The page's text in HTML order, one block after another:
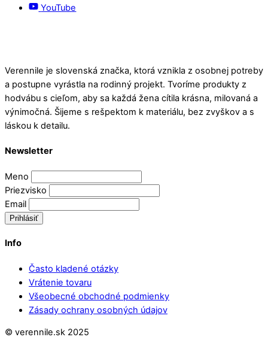
YouTube
Verennile je slovenská značka, ktorá vznikla z osobnej potreby
a postupne vyrástla na rodinný projekt. Tvoríme produkty z
hodvábu s cieľom, aby sa každá žena cítila krásna, milovaná a
výnimočná. Šijeme s rešpektom k materiálu, bez zvyškov a s
láskou k detailu.
Newsletter
Meno
Priezvisko
Email
Prihlásiť
Info
Často kladené otázky
Vrátenie tovaru
Všeobecné obchodné podmienky
Zásady ochrany osobných údajov
© verennile.sk 2025